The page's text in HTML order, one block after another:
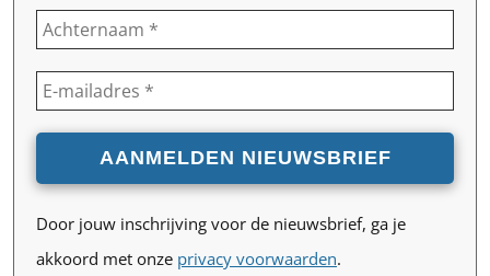
Door jouw inschrijving voor de nieuwsbrief, ga je
akkoord met onze privacy voorwaarden.